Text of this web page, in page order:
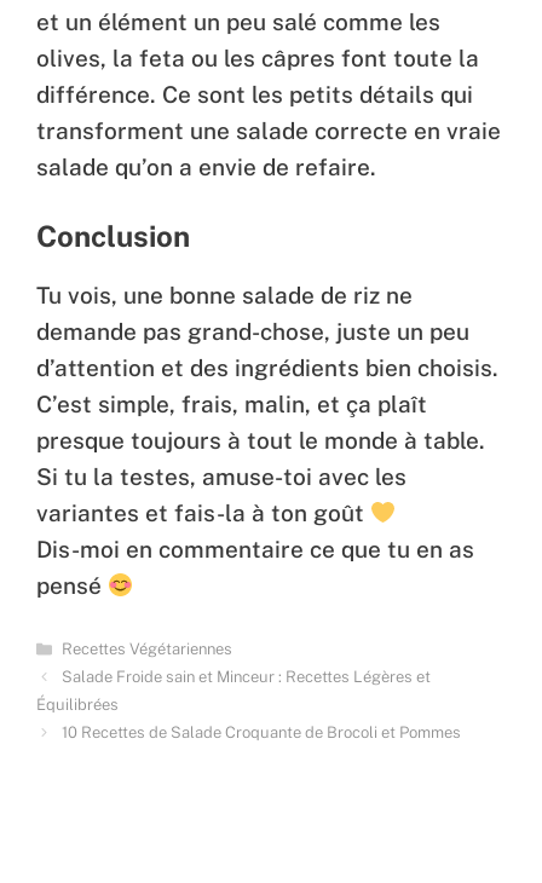
et un élément un peu salé comme les
olives, la feta ou les câpres font toute la
différence. Ce sont les petits détails qui
transforment une salade correcte en vraie
salade qu’on a envie de refaire.
Conclusion
Tu vois, une bonne salade de riz ne
demande pas grand-chose, juste un peu
d’attention et des ingrédients bien choisis.
C’est simple, frais, malin, et ça plaît
presque toujours à tout le monde à table.
Si tu la testes, amuse-toi avec les
variantes et fais-la à ton goût
Dis-moi en commentaire ce que tu en as
pensé
Categories
Recettes Végétariennes
Salade Froide sain et Minceur : Recettes Légères et
Équilibrées
10 Recettes de Salade Croquante de Brocoli et Pommes